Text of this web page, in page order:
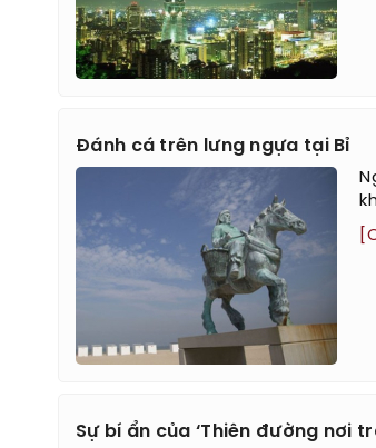
Đánh cá trên lưng ngựa tại Bỉ
Sự bí ẩn của ‘Thiên đường nơi